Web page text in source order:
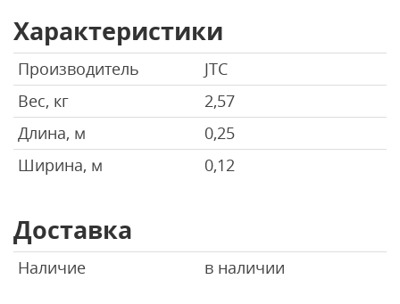
Характеристики
Производитель
JTC
Вес, кг
2,57
Длина, м
0,25
Ширина, м
0,12
Доставка
Наличие в наличии